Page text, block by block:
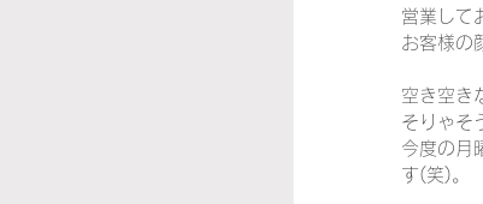
そうだ、レストラ
イタリア映画
営業して
お客様の
空き空き
そりゃそ
今度の月
す(笑)。